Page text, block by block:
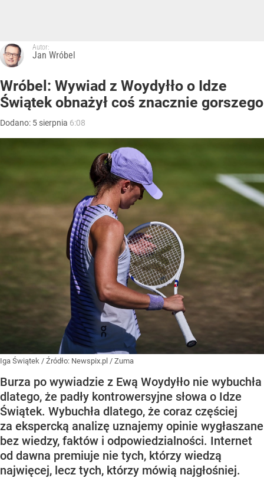
Autor:
Jan Wróbel
Wróbel: Wywiad z Woydyłło o Idze
Świątek obnażył coś znacznie gorszego
Dodano: 5 sierpnia 6:08
Iga Świątek / Źródło: Newspix.pl / Zuma
Burza po wywiadzie z Ewą Woydyłło nie wybuchła
dlatego, że padły kontrowersyjne słowa o Idze
Świątek. Wybuchła dlatego, że coraz częściej
za ekspercką analizę uznajemy opinie wygłaszane
bez wiedzy, faktów i odpowiedzialności. Internet
od dawna premiuje nie tych, którzy wiedzą
najwięcej, lecz tych, którzy mówią najgłośniej.